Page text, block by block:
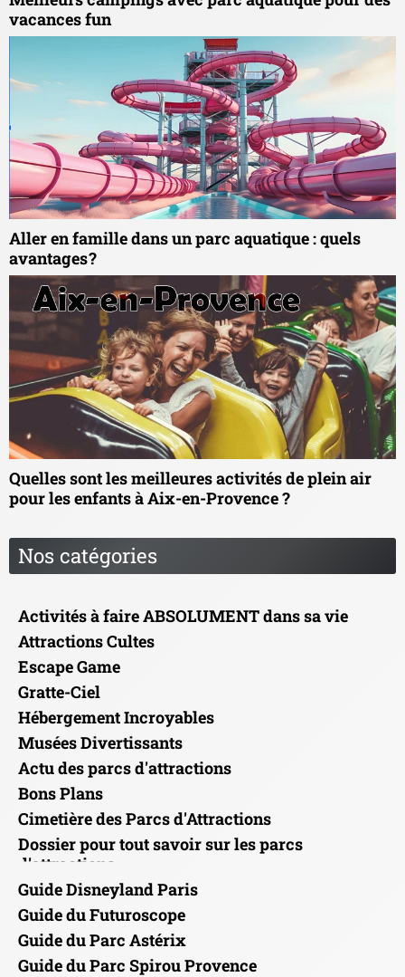
vacances fun
Aller en famille dans un parc aquatique : quels
avantages ?
Quelles sont les meilleures activités de plein air
pour les enfants à Aix-en-Provence ?
Nos catégories
Activités à faire ABSOLUMENT dans sa vie
Attractions Cultes
Escape Game
Gratte-Ciel
Hébergement Incroyables
Musées Divertissants
Actu des parcs d'attractions
Bons Plans
Cimetière des Parcs d'Attractions
Dossier pour tout savoir sur les parcs
d'attractions
Guide Disneyland Paris
Guide du Futuroscope
Guide du Parc Astérix
Guide du Parc Spirou Provence